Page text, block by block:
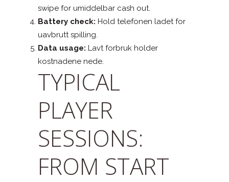
swipe for umiddelbar cash out.
Battery check: Hold telefonen ladet for
uavbrutt spilling.
Data usage: Lavt forbruk holder
kostnadene nede.
TYPICAL
PLAYER
SESSIONS:
FROM START